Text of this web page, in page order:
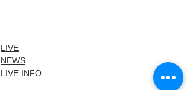
LIVE
NEWS
LIVE INFO